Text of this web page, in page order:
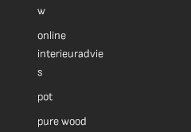
w
online
interieuradvie
s
pot
pure wood